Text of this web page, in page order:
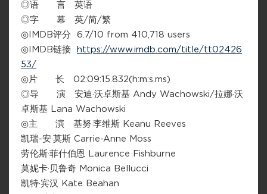
◎语 言 英语
◎字 幕 英/简/繁
◎IMDB评分 6.7/10 from 410,718 users
◎IMDB链接
https://www.imdb.com/title/tt02426
53/
◎片 长 02:09:15.832(h:m:s.ms)
◎导 演 安迪·沃卓斯基 Andy Wachowski/拉娜·沃
卓斯基 Lana Wachowski
◎主 演 基努·李维斯 Keanu Reeves
凯瑞-安·莫斯 Carrie-Anne Moss
劳伦斯·菲什伯恩 Laurence Fishburne
莫妮卡·贝鲁奇 Monica Bellucci
凯特·宾汉 Kate Beahan